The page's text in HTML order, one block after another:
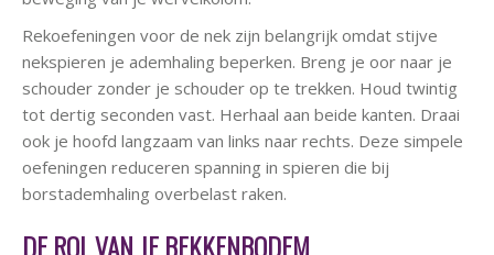
Rekoefeningen voor de nek zijn belangrijk omdat stijve
nekspieren je ademhaling beperken. Breng je oor naar je
schouder zonder je schouder op te trekken. Houd twintig
tot dertig seconden vast. Herhaal aan beide kanten. Draai
ook je hoofd langzaam van links naar rechts. Deze simpele
oefeningen reduceren spanning in spieren die bij
borstademhaling overbelast raken.
DE ROL VAN JE BEKKENBODEM